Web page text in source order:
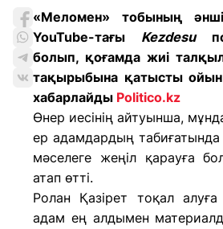
«Меломен» тобының
YouTube-тағы Kezdesu
болып, қоғамда жиі
тақырыбына қатысты
хабарлайды Politico.kz
Өнер иесінің айтуынша,
ер адамдардың
мәселеге жеңіл қарауға
атап өтті.
Ролан Қазірет тоқал алуға
адам ең алдымен